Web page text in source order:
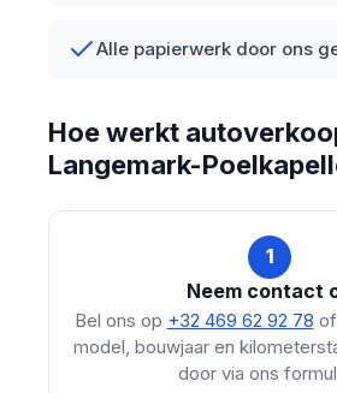
Alle papierwerk door ons
Hoe werkt
Langemark-
1
Neem contact
Bel ons op +32 469 62 92 78
model, bouwjaar en
door via ons